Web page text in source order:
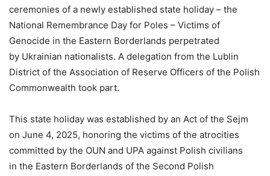
ceremonies of a newly established state holiday – the
National Remembrance Day for Poles – Victims of
Genocide in the Eastern Borderlands perpetrated
by Ukrainian nationalists. A delegation from the Lublin
District of the Association of Reserve Officers of the Polish
Commonwealth took part.
This state holiday was established by an Act of the Sejm
on June 4, 2025, honoring the victims of the atrocities
committed by the OUN and UPA against Polish civilians
in the Eastern Borderlands of the Second Polish